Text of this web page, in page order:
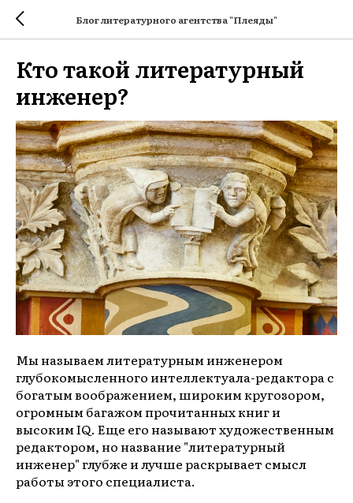
Блог литературного агентства "Плеяды"
Кто такой литературный
инженер?
Мы называем литературным инженером
глубокомысленного интеллектуала-редактора с
богатым воображением, широким кругозором,
огромным багажом прочитанных книг и
высоким IQ. Еще его называют художественным
редактором, но название "литературный
инженер" глубже и лучше раскрывает смысл
работы этого специалиста.